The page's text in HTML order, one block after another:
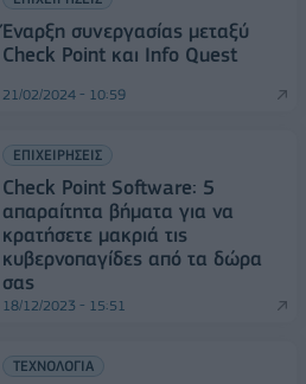
Έναρξη συνεργασίας μεταξύ
Check Point και Info Quest
21/02/2024 - 10:59
ΕΠΙΧΕΙΡΗΣΕΙΣ
Check Point Software: 5
απαραίτητα βήματα για να
κρατήσετε μακριά τις
κυβερνοπαγίδες από τα δώρα
σας
18/12/2023 - 15:51
ΤΕΧΝΟΛΟΓΙΑ